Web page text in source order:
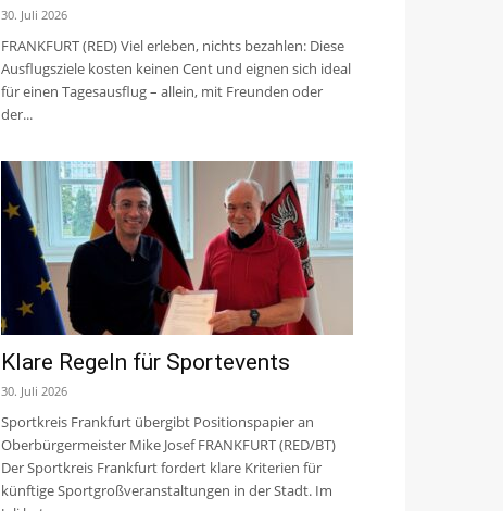
30. Juli 2026
FRANKFURT (RED) Viel erleben, nichts bezahlen: Diese
Ausflugsziele kosten keinen Cent und eignen sich ideal
für einen Tagesausflug – allein, mit Freunden oder
der...
Klare Regeln für Sportevents
30. Juli 2026
Sportkreis Frankfurt übergibt Positionspapier an
Oberbürgermeister Mike Josef FRANKFURT (RED/BT)
Der Sportkreis Frankfurt fordert klare Kriterien für
künftige Sportgroßveranstaltungen in der Stadt. Im